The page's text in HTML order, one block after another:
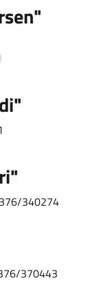
340274
370443